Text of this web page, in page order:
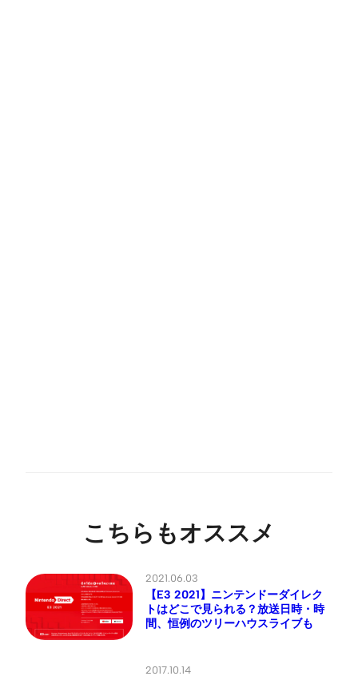
こちらもオススメ
2021.06.03
【E3 2021】ニンテンドーダイレク
トはどこで見られる？放送日時・時
間、恒例のツリーハウスライブも
2017.10.14